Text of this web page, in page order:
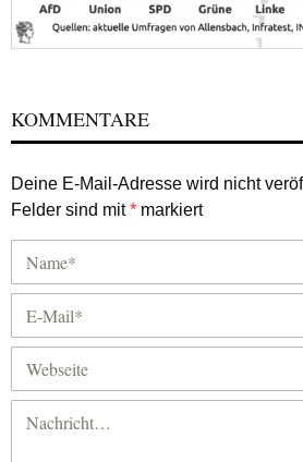
KOMMENTARE
Deine E-Mail-Adresse wird nicht
Felder sind mit* markiert